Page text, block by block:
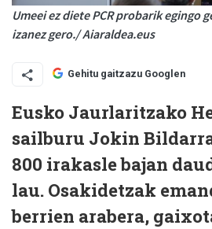
Umeei ez diete PCR probarik egingo
izanez gero./ Aiaraldea.eus
Gehitu gaitzazu Googlen
Eusko Jaurlaritzako
sailburu Jokin
800 irakasle bajan
lau. Osakidetzak
berrien arabera,